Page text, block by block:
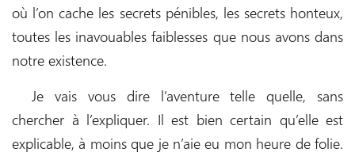
où l’on cache les secrets pénibles, les secrets honteux,
toutes les inavouables faiblesses que nous avons dans
notre existence.
Je vais vous dire l’aventure telle quelle, sans
chercher à l’expliquer. Il est bien certain qu’elle est
explicable, à moins que je n’aie eu mon heure de folie.